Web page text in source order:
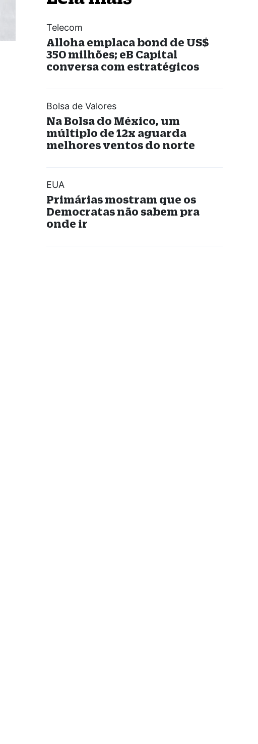
Telecom
Alloha emplaca bond de US$
350 milhões; eB Capital
conversa com estratégicos
Bolsa de Valores
Na Bolsa do México, um
múltiplo de 12x aguarda
melhores ventos do norte
EUA
Primárias mostram que os
Democratas não sabem pra
onde ir